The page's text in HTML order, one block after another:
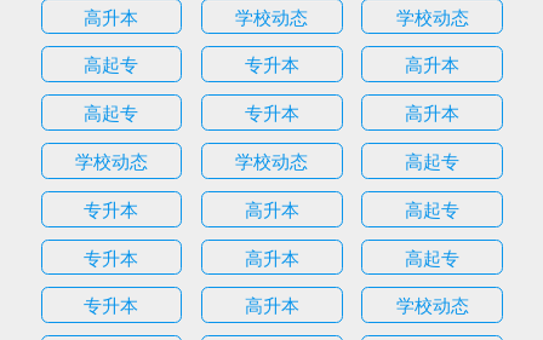
高升本
学校动态
学校动态
高起专
专升本
高升本
高起专
专升本
高升本
学校动态
学校动态
高起专
专升本
高升本
高起专
专升本
高升本
高起专
专升本
高升本
学校动态